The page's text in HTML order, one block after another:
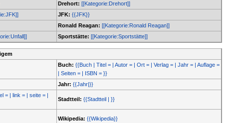
Drehort: [[Kategorie:Drehort]]
JFK: {{JFK}}
Ronald Reagan: [[Kategorie:Ronald Reagan]]
Sportstätte: [[Kategorie:Sportstätte]]
Buch: {{Buch | Titel = | Autor = | Ort = | Verlag = | Jahr = | Auflage =
| Seiten = | ISBN = }}
Jahr: {{Jahr|}}
= | link = | seite = |
Stadtteil: {{Stadtteil | }}
Wikipedia: {{Wikipedia}}